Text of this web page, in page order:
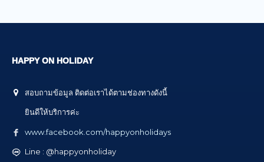
HAPPY ON HOLIDAY
สอบถามข้อมูล ติดต่อเราได้ตามช่องทางดังนี้
ยินดีให้บริการค่ะ
www.facebook.com/happyonholidays
Line : @happyonholiday